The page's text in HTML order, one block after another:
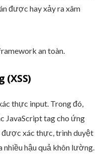
được hay xảy ra xâm
an toàn.
thực input. Trong đó,
JavaScript tag cho ứng
được xác thực, trình duyệt
nhiều hậu quả khôn lường.